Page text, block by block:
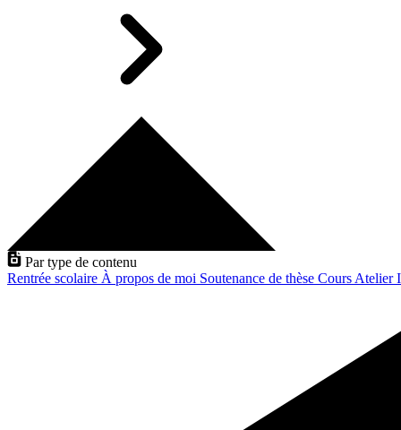
Par type de contenu
Rentrée scolaire À propos de moi Soutenance de thèse Cours Atelier